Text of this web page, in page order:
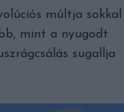
múltja sokkal
mint a nyugodt
sugallja